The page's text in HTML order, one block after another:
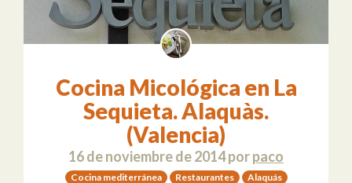
Cocina Micológica en La
Sequieta. Alaquàs.
(Valencia)
16 de noviembre de 2014porpaco
Cocina mediterránea Restaurantes
Alaquás